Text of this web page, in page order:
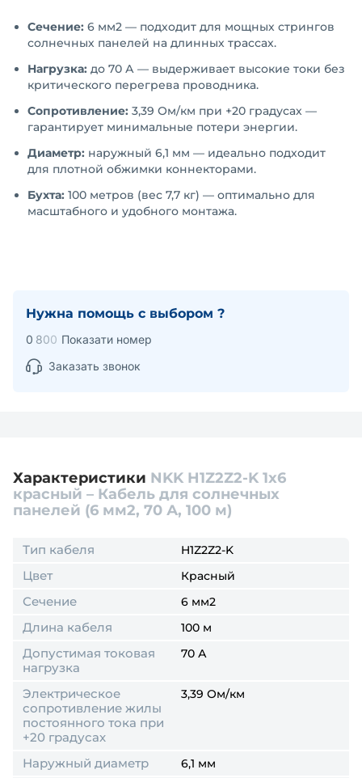
Сечение: 6 мм2 — подходит для мощных стрингов
солнечных панелей на длинных трассах.
Нагрузка: до 70 А — выдерживает высокие токи без
критического перегрева проводника.
Сопротивление: 3,39 Ом/км при +20 градусах —
гарантирует минимальные потери энергии.
Диаметр: наружный 6,1 мм — идеально подходит
для плотной обжимки коннекторами.
Бухта: 100 метров (вес 7,7 кг) — оптимально для
масштабного и удобного монтажа.
Нужна помощь с выбором ?
0 800 Показати номер
Заказать звонок
Характеристики NKK H1Z2Z2-K 1x6
красный – Кабель для солнечных
панелей (6 мм2, 70 А, 100 м)
Тип кабеля H1Z2Z2-K
Цвет Красный
Сечение 6 мм2
Длина кабеля 100 м
Допустимая токовая
нагрузка
70 А
Электрическое
сопротивление жилы
постоянного тока при
+20 градусах
3,39 Ом/км
Наружный диаметр 6,1 мм